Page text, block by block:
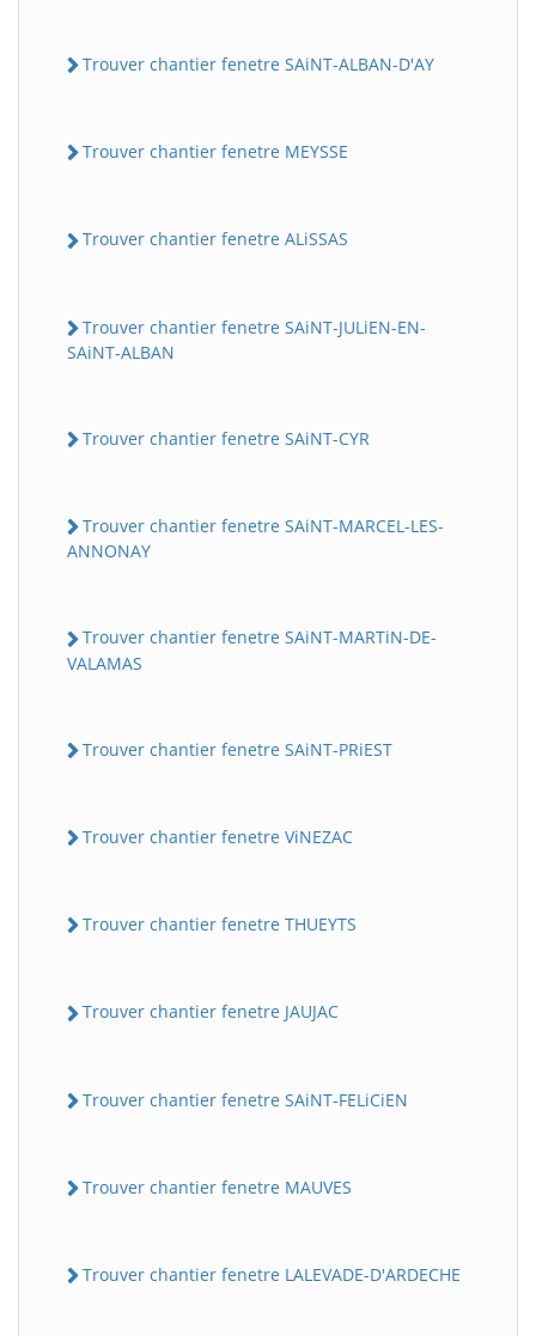
Trouver chantier fenetre SAiNT-ALBAN-D'AY
Trouver chantier fenetre MEYSSE
Trouver chantier fenetre ALiSSAS
Trouver chantier fenetre SAiNT-JULiEN-EN-
SAiNT-ALBAN
Trouver chantier fenetre SAiNT-CYR
Trouver chantier fenetre SAiNT-MARCEL-LES-
ANNONAY
Trouver chantier fenetre SAiNT-MARTiN-DE-
VALAMAS
Trouver chantier fenetre SAiNT-PRiEST
Trouver chantier fenetre ViNEZAC
Trouver chantier fenetre THUEYTS
Trouver chantier fenetre JAUJAC
Trouver chantier fenetre SAiNT-FELiCiEN
Trouver chantier fenetre MAUVES
Trouver chantier fenetre LALEVADE-D'ARDECHE